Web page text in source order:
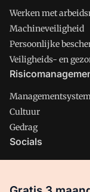
Werken met
Machineveiligheid
Persoonlijke
Veiligheids- en
Cultuur
Gedrag
Socials